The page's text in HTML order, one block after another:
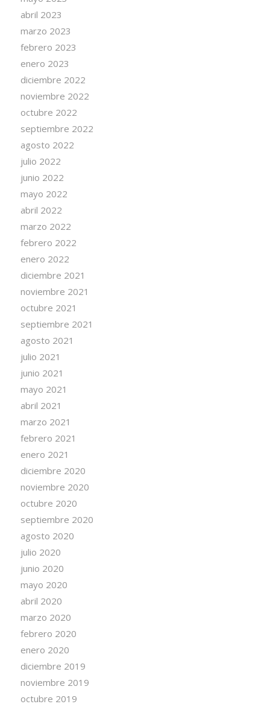
abril 2023
marzo 2023
febrero 2023
enero 2023
diciembre 2022
noviembre 2022
octubre 2022
septiembre 2022
agosto 2022
julio 2022
junio 2022
mayo 2022
abril 2022
marzo 2022
febrero 2022
enero 2022
diciembre 2021
noviembre 2021
octubre 2021
septiembre 2021
agosto 2021
julio 2021
junio 2021
mayo 2021
abril 2021
marzo 2021
febrero 2021
enero 2021
diciembre 2020
noviembre 2020
octubre 2020
septiembre 2020
agosto 2020
julio 2020
junio 2020
mayo 2020
abril 2020
marzo 2020
febrero 2020
enero 2020
diciembre 2019
noviembre 2019
octubre 2019